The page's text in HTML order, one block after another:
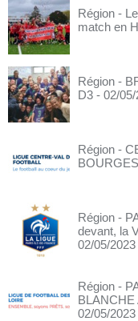
Région -
match en
Région -
D3 - 02/
Région -
Région -
devant, la
02/05/2023
Région -
BLANCHE
02/05/2023